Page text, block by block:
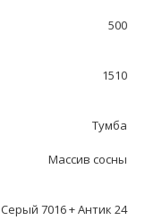
500
1510
Тумба
Массив сосны
Серый 7016 + Антик 24